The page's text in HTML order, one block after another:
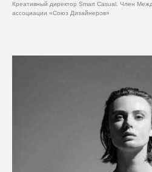
Креативный директор Smart Casual. Член
ассоциации «Союз Дизайнеров»